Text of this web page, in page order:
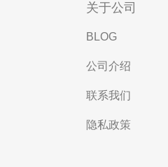
关于公司
BLOG
公司介绍
联系我们
隐私政策